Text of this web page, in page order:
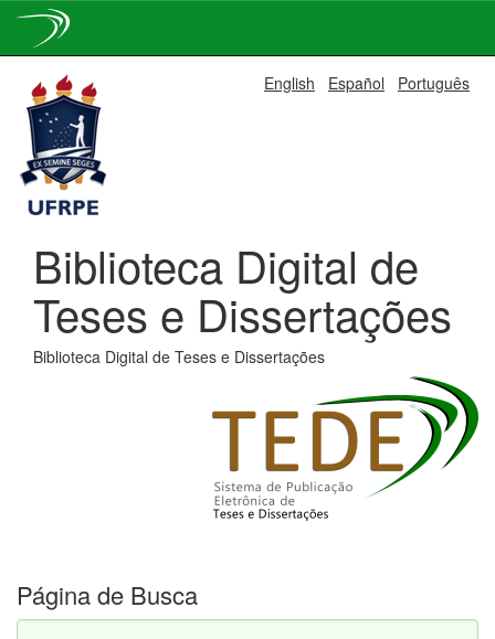
navigation
English Español Português
Biblioteca Digital de
Teses e Dissertações
Biblioteca Digital de Teses e Dissertações
Página de Busca